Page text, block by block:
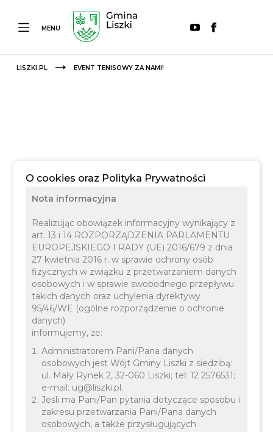
MENU
LISZKI.PL EVENT TENISOWY ZA NAMI!
16 LIPCA 2024 SPORT OŚWIATA
Event tenisowy za nami!
O cookies oraz Polityka Prywatności
Nota informacyjna
Realizując obowiązek informacyjny wynikający z
art. 13 i 14 ROZPORZĄDZENIA PARLAMENTU
EUROPEJSKIEGO I RADY (UE) 2016/679 z dnia
27 kwietnia 2016 r. w sprawie ochrony osób
fizycznych w związku z przetwarzaniem danych
osobowych i w sprawie swobodnego przepływu
takich danych oraz uchylenia dyrektywy
95/46/WE (ogólne rozporządzenie o ochronie
danych)
informujemy, że:
Administratorem Pani/Pana danych
osobowych jest Wójt Gminy Liszki z siedzibą:
ul. Mały Rynek 2, 32-060 Liszki; tel: 12 2576531;
e-mail: ug@liszki.pl.
Jeśli ma Pani/Pan pytania dotyczące sposobu i
zakresu przetwarzania Pani/Pana danych
osobowych, a także przysługujących